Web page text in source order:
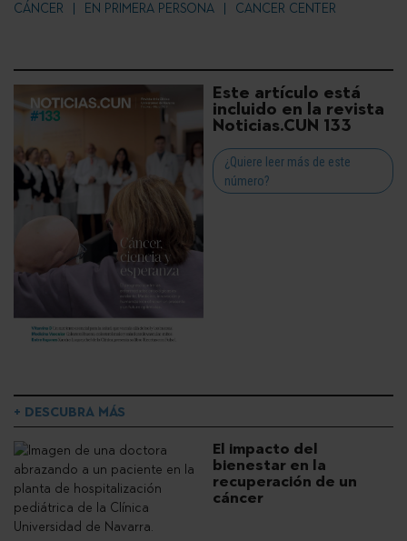
CÁNCER EN PRIMERA PERSONA CANCER CENTER
Este artículo está
incluido en la revista
Noticias.CUN 133
¿Quiere leer más de este
número?
+ DESCUBRA MÁS
El impacto del
bienestar en la
recuperación de un
cáncer